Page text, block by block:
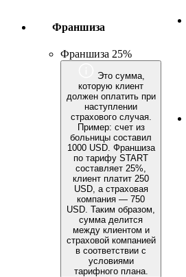
Франшиза
Франшиза 25%
Это сумма,
которую клиент
должен оплатить при
наступлении
страхового случая.
Пример: счет из
больницы составил
1000 USD. Франшиза
по тарифу START
составляет 25%,
клиент платит 250
USD, а страховая
компания — 750
USD. Таким образом,
сумма делится
между клиентом и
страховой компанией
в соответствии с
условиями
тарифного плана.